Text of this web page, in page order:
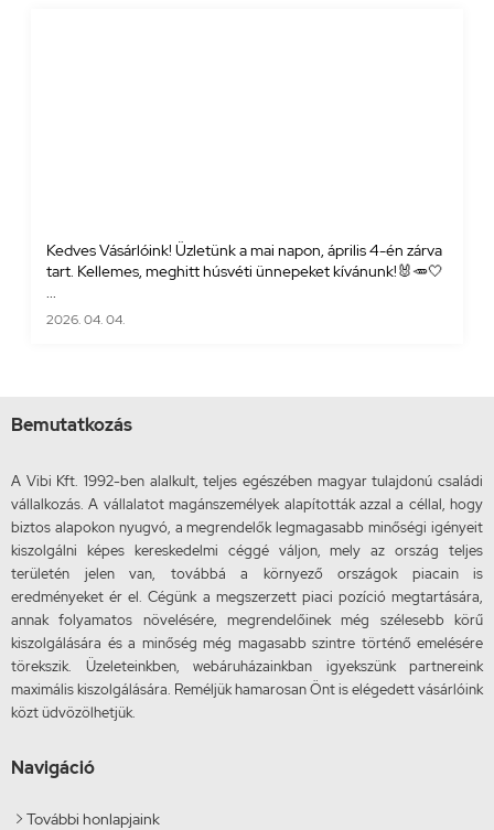
Kedves Vásárlóink! Üzletünk a mai napon, április 4-én zárva
tart. Kellemes, meghitt húsvéti ünnepeket kívánunk!🐰🥕🤍
...
2026. 04. 04.
Bemutatkozás
A Vibi Kft. 1992-ben alalkult, teljes egészében magyar tulajdonú családi
vállalkozás. A vállalatot magánszemélyek alapították azzal a céllal, hogy
biztos alapokon nyugvó, a megrendelők legmagasabb minőségi igényeit
kiszolgálni képes kereskedelmi céggé váljon, mely az ország teljes
területén jelen van, továbbá a környező országok piacain is
eredményeket ér el. Cégünk a megszerzett piaci pozíció megtartására,
annak folyamatos növelésére, megrendelőinek még szélesebb körű
kiszolgálására és a minőség még magasabb szintre történő emelésére
törekszik. Üzeleteinkben, webáruházainkban igyekszünk partnereink
maximális kiszolgálására. Reméljük hamarosan Önt is elégedett vásárlóink
közt üdvözölhetjük.
Navigáció
 További honlapjaink